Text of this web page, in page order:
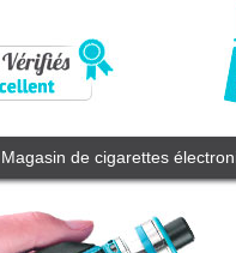
Magasin de cigarettes